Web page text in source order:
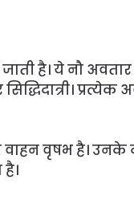
है। ये नौ अवतार
प्रत्येक
वाहन वृषभ है। उनके